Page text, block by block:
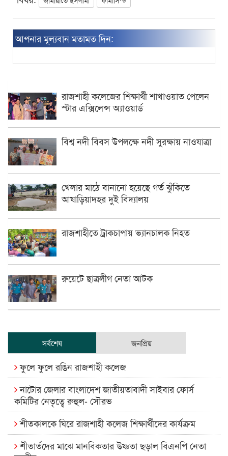
আপনার মূল্যবান মতামত দিন:
রাজশাহী কলেজের শিক্ষার্থী শাখাওয়াত পেলেন
স্টার এক্সিলেন্স অ্যাওয়ার্ড
বিশ্ব নদী বিবস উপলক্ষে নদী সুরক্ষায় নাওযাত্রা
খেলার মাঠে বানানো হয়েছে গর্ত ঝুঁকিতে
আষাড়িয়াদহর দুই বিদ্যালয়
রাজশাহীতে ট্রাকচাপায় ভ্যানচালক নিহত
রুয়েটে ছাত্রলীগ নেতা আটক
সর্বশেষ জনপ্রিয়
ফুলে ফুলে রঙিন রাজশাহী কলেজ
নাটোর জেলার বাংলাদেশ জাতীয়তাবাদী সাইবার ফোর্স
কমিটির নেতৃত্বে রুহুল- সৌরভ
শীতকালকে ঘিরে রাজশাহী কলেজ শিক্ষার্থীদের কার্যক্রম
শীতার্তদের মাঝে মানবিকতার উষ্ণতা ছড়াল বিএনপি নেতা